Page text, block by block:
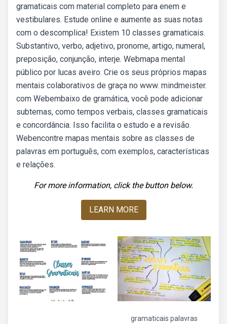
gramaticais com material completo para enem e
vestibulares. Estude online e aumente as suas notas
com o descomplica! Existem 10 classes gramaticais.
Substantivo, verbo, adjetivo, pronome, artigo, numeral,
preposição, conjunção, interje. Webmapa mental
público por lucas aveiro. Crie os seus próprios mapas
mentais colaborativos de graça no www. mindmeister.
com Webembaixo de gramática, você pode adicionar
subtemas, como tempos verbais, classes gramaticais
e concordância. Isso facilita o estudo e a revisão.
Webencontre mapas mentais sobre as classes de
palavras em português, com exemplos, características
e relações.
For more information, click the button below.
LEARN MORE
gramaticais palavras